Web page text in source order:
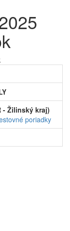
- Žilinský kraj)
poriadky